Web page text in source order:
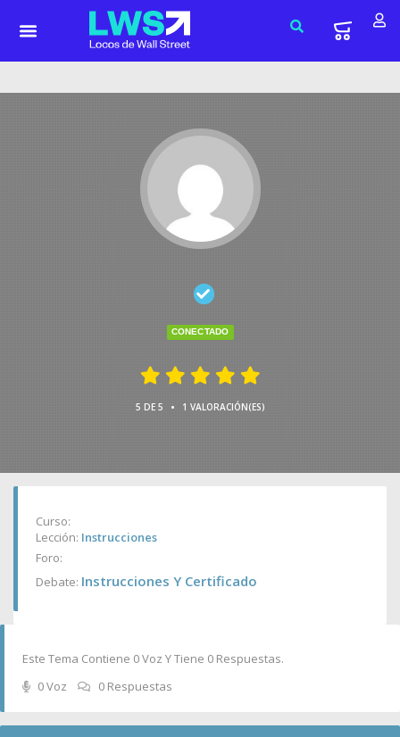
CONECTADO
5 DE 5 • 1 VALORACIÓN(ES)
Curso:
Lección: Instrucciones
Foro:
Debate: Instrucciones Y Certificado
Este Tema Contiene 0 Voz Y Tiene 0 Respuestas.
0 Voz
0 Respuestas